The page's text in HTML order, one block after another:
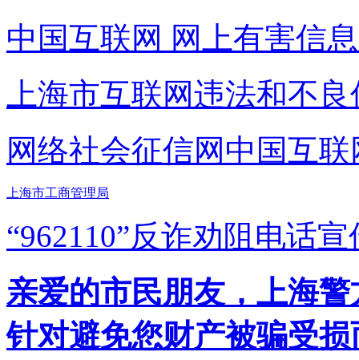
中国互联网 网上有害信
上海市互联网违法和不
网络社会征信网 中国互
上海市工商管理局
“962110”反诈劝阻电话宣
亲爱的市民朋友，上海
针对避免您财产被骗受